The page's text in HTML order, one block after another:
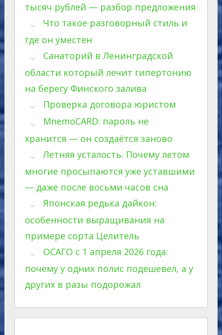
тысяч рублей — разбор предложения
Что такое разговорный стиль и
где он уместен
Санаторий в Ленинградской
области который лечит гипертонию
на берегу Финского залива
Проверка договора юристом
MnemoCARD: пароль не
хранится — он создаётся заново
Летняя усталость. Почему летом
многие просыпаются уже уставшими
— даже после восьми часов сна
Японская редька дайкон:
особенности выращивания на
примере сорта Целитель
ОСАГО с 1 апреля 2026 года:
почему у одних полис подешевел, а у
других в разы подорожал